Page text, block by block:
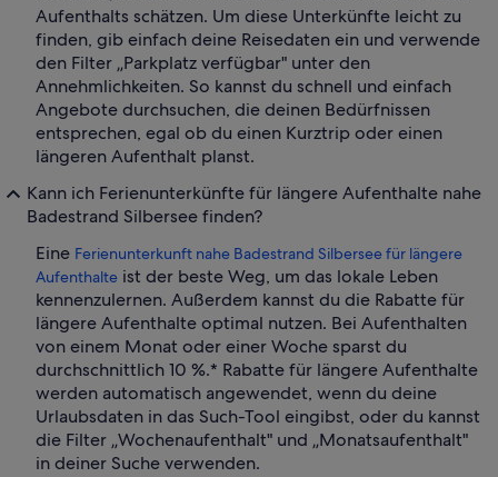
Aufenthalts schätzen. Um diese Unterkünfte leicht zu
finden, gib einfach deine Reisedaten ein und verwende
den Filter „Parkplatz verfügbar" unter den
Annehmlichkeiten. So kannst du schnell und einfach
Angebote durchsuchen, die deinen Bedürfnissen
entsprechen, egal ob du einen Kurztrip oder einen
längeren Aufenthalt planst.
Kann ich Ferienunterkünfte für längere Aufenthalte nahe
Badestrand Silbersee finden?
Eine Ferienunterkunft nahe Badestrand Silbersee für längere
Aufenthalte ist der beste Weg, um das lokale Leben
kennenzulernen. Außerdem kannst du die Rabatte für
längere Aufenthalte optimal nutzen. Bei Aufenthalten
von einem Monat oder einer Woche sparst du
durchschnittlich 10 %.* Rabatte für längere Aufenthalte
werden automatisch angewendet, wenn du deine
Urlaubsdaten in das Such-Tool eingibst, oder du kannst
die Filter „Wochenaufenthalt" und „Monatsaufenthalt"
in deiner Suche verwenden.